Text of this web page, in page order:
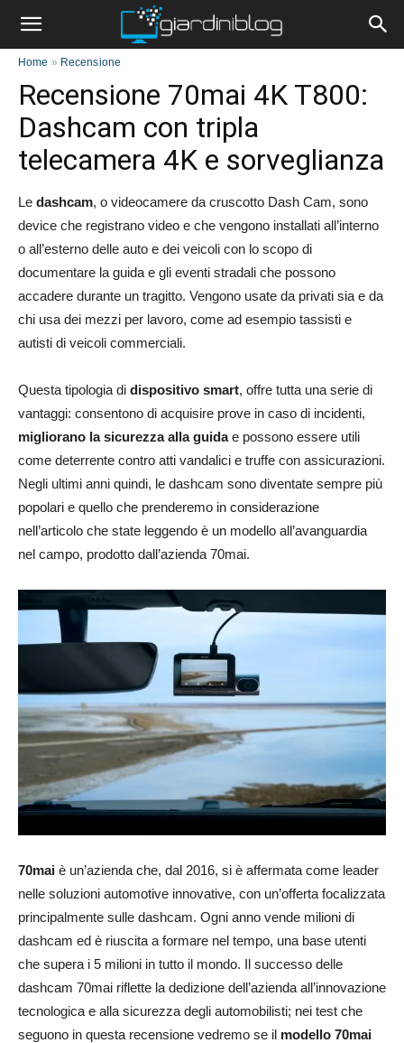
Home » Recensione
Recensione 70mai 4K T800:
Dashcam con tripla
telecamera 4K e sorveglianza
Le dashcam, o videocamere da cruscotto Dash Cam, sono
device che registrano video e che vengono installati all’interno
o all’esterno delle auto e dei veicoli con lo scopo di
documentare la guida e gli eventi stradali che possono
accadere durante un tragitto. Vengono usate da privati sia e da
chi usa dei mezzi per lavoro, come ad esempio tassisti e
autisti di veicoli commerciali.
Questa tipologia di dispositivo smart, offre tutta una serie di
vantaggi: consentono di acquisire prove in caso di incidenti,
migliorano la sicurezza alla guidae possono essere utili
come deterrente contro atti vandalici e truffe con assicurazioni.
Negli ultimi anni quindi, le dashcam sono diventate sempre più
popolari e quello che prenderemo in considerazione
nell’articolo che state leggendo è un modello all’avanguardia
nel campo, prodotto dall’azienda 70mai.
70mai è un’azienda che, dal 2016, si è affermata come leader
nelle soluzioni automotive innovative, con un’offerta focalizzata
principalmente sulle dashcam. Ogni anno vende milioni di
dashcam ed è riuscita a formare nel tempo, una base utenti
che supera i 5 milioni in tutto il mondo. Il successo delle
dashcam 70mai riflette la dedizione dell’azienda all’innovazione
tecnologica e alla sicurezza degli automobilisti; nei test che
seguono in questa recensione vedremo se il modello 70mai